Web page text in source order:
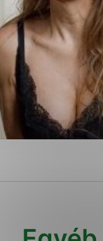
stránok
sa zbierajú